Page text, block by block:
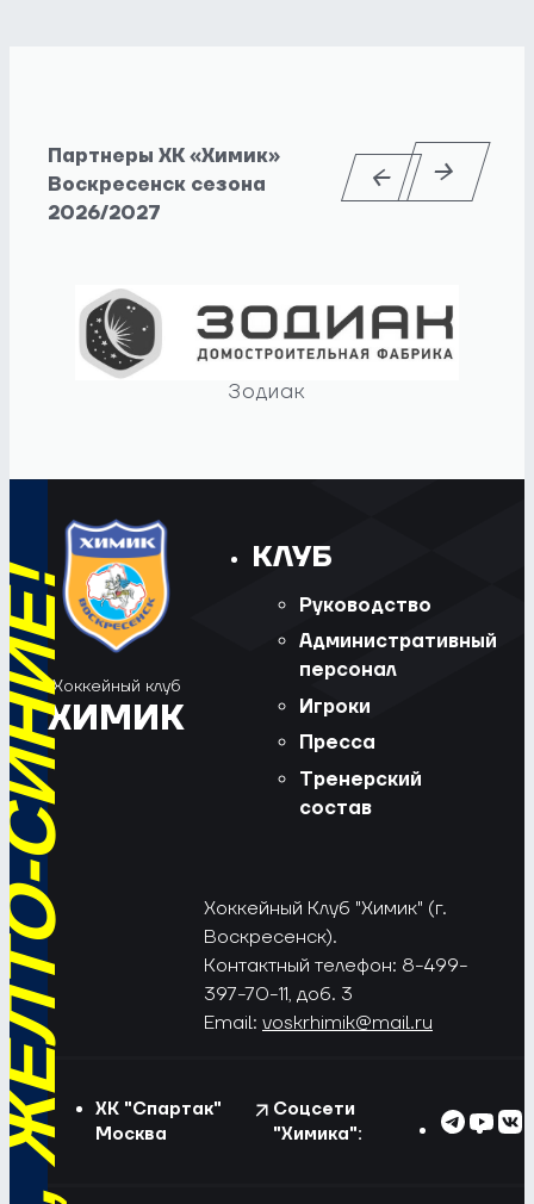
Партнеры ХК «Химик»
Воскресенск сезона
2026/2027
Зодиак
Хоккейный клуб
ХИМИК
КЛУБ
Руководство
Административный
персонал
Игроки
Пресса
Тренерский
состав
Хоккейный Клуб "Химик" (г.
Воскресенск).
Контактный телефон: 8-499-
397-70-11, доб. 3
Email: voskrhimik@mail.ru
ХК "Спартак"
Москва
Соцсети
"Химика":